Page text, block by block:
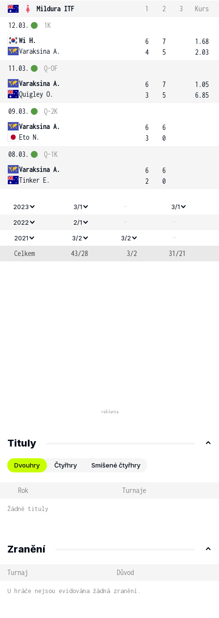
Mildura ITF 1 2 3
Kurs
12.03.
Wi H.
Varaksina A.
1K
6
4
7
5
1.68
2.03
11.03.
Varaksina A.
Quigley O.
Q-OF
6
3
7
5
1.05
6.85
09.03.
Varaksina A.
Eto N.
Q-2K
6
3
6
0
08.03.
Varaksina A.
Tinker E.
Q-1K
6
2
6
0
2023 3/1 -
3/1
2022
2/1 - -
2021 3/2 3/2
-
Celkem
43/28 3/2 31/21
Tituly
Dvouhry Čtyřhry Smíšené čtyřhry
Rok Turnaje
Žádné tituly
Zranění
Turnaj Důvod
U hráče nejsou evidována žádná zranění.